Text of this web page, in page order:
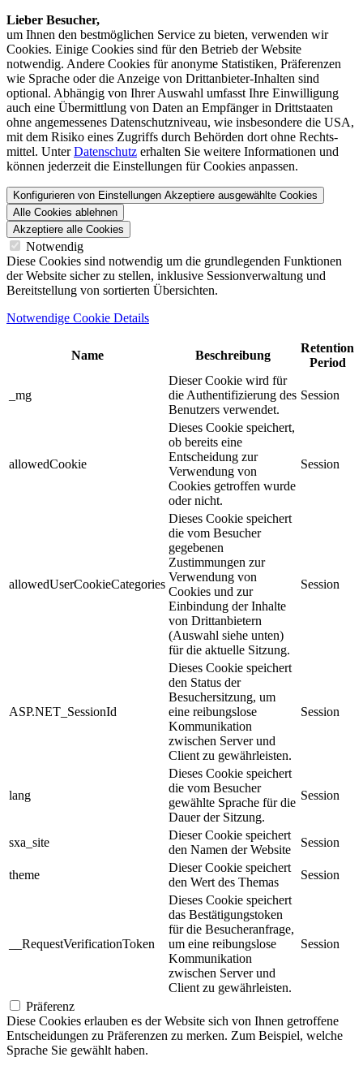
Lieber Besucher,
um Ihnen den best­möglichen Service zu bieten, verwenden wir
Cookies. Einige Cookies sind für den Betrieb der Website
notwendig. Andere Cookies für anonyme Statistiken, Präferenzen
wie Sprache oder die Anzeige von Dritt­anbieter-Inhalten sind
optional. Abhängig von Ihrer Auswahl umfasst Ihre Einwilligung
auch eine Übermittlung von Daten an Empfänger in Drittstaaten
ohne angemessenes Daten­schutz­niveau, wie insbesondere die USA,
mit dem Risiko eines Zugriffs durch Behörden dort ohne Rechts­
mittel. UnterDatenschutz erhalten Sie weitere Informationen und
können jederzeit die Einstellungen für Cookies anpassen.
Konfigurieren von Einstellungen Akzeptiere ausgewählte Cookies
Alle Cookies ablehnen
Akzeptiere alle Cookies
Notwendig
Diese Cookies sind notwendig um die grundlegenden Funktionen
der Website sicher zu stellen, inklusive Sessionverwaltung und
Bereitstellung von sortierten Übersichten.
Notwendige Cookie Details
Name Beschreibung
Retention
Period
_mg
Dieser Cookie wird für
die Authentifizierung des
Benutzers verwendet.
Session
allowedCookie
Dieses Cookie speichert,
ob bereits eine
Entscheidung zur
Verwendung von
Cookies getroffen wurde
oder nicht.
Session
allowedUserCookieCategories
Dieses Cookie speichert
die vom Besucher
gegebenen
Zustimmungen zur
Verwendung von
Cookies und zur
Einbindung der Inhalte
von Drittanbietern
(Auswahl siehe unten)
für die aktuelle Sitzung.
Session
ASP.NET_SessionId
Dieses Cookie speichert
den Status der
Besuchersitzung, um
eine reibungslose
Kommunikation
zwischen Server und
Client zu gewährleisten.
Session
lang
Dieses Cookie speichert
die vom Besucher
gewählte Sprache für die
Dauer der Sitzung.
Session
sxa_site
Dieser Cookie speichert
den Namen der Website
Session
theme
Dieser Cookie speichert
den Wert des Themas
Session
__RequestVerificationToken
Dieses Cookie speichert
das Bestätigungstoken
für die Besucheranfrage,
um eine reibungslose
Kommunikation
zwischen Server und
Client zu gewährleisten.
Session
Präferenz
Diese Cookies erlauben es der Website sich von Ihnen getroffene
Entscheidungen zu Präferenzen zu merken. Zum Beispiel, welche
Sprache Sie gewählt haben.